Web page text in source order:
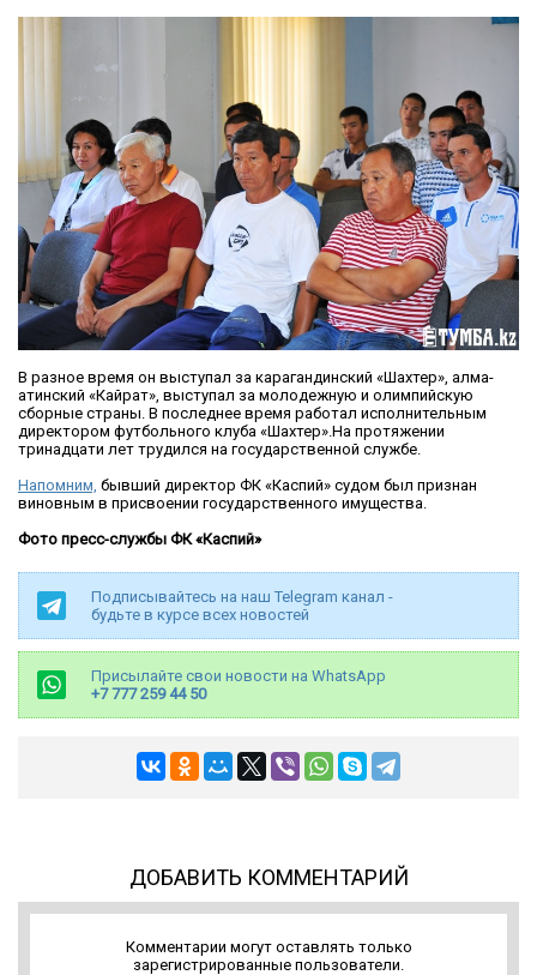
В разное время он выступал за карагандинский «Шахтер», алма-
атинский «Кайрат», выступал за молодежную и олимпийскую
сборные страны. В последнее время работал исполнительным
директором футбольного клуба «Шахтер».На протяжении
тринадцати лет трудился на государственной службе.
Напомним, бывший директор ФК «Каспий» судом был признан
виновным в присвоении государственного имущества.
Фото пресс-службы ФК «Каспий»
Подписывайтесь на наш Telegram канал -
будьте в курсе всех новостей
Присылайте свои новости на WhatsApp
+7 777 259 44 50
ДОБАВИТЬ КОММЕНТАРИЙ
Комментарии могут оставлять только
зарегистрированные пользователи.